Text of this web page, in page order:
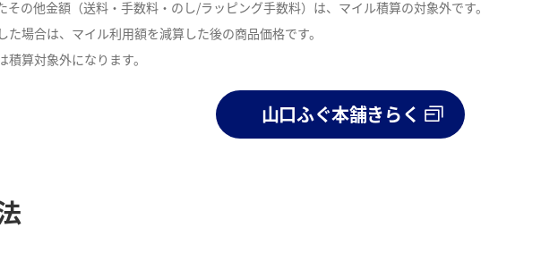
その他金額（送料・手数料・のし/ラッピング手数料）は、マイル積算の対象外です。
た場合は、マイル利用額を減算した後の商品価格です。
算対象外になります。
山口ふぐ本舗きらく